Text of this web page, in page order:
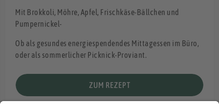
Mit Brokkoli, Möhre, Apfel, Frischkäse-Bällchen und
Pumpernickel-
Ob als gesundes energiespendendes Mittagessen im Büro,
oder als sommerlicher Picknick-Proviant.
ZUM REZEPT